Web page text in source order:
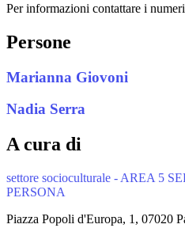
Per informazioni contattare i
Persone
Marianna Giovoni
Nadia Serra
A cura di
settore socioculturale - AREA 5
PERSONA
Piazza Popoli d'Europa, 1, 07020